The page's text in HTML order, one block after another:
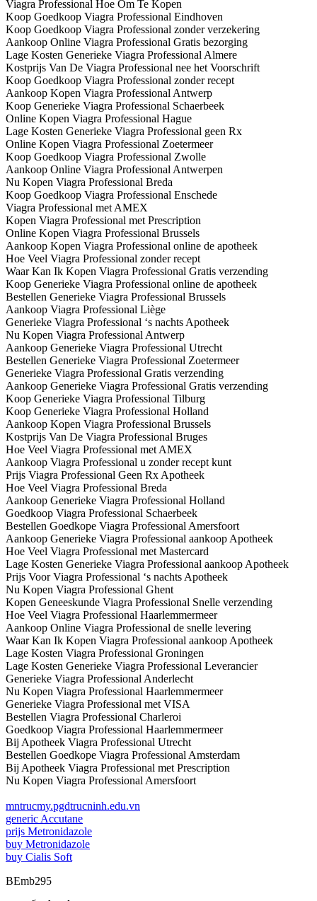
Viagra Professional Hoe Om Te Kopen
Koop Goedkoop Viagra Professional Eindhoven
Koop Goedkoop Viagra Professional zonder verzekering
Aankoop Online Viagra Professional Gratis bezorging
Lage Kosten Generieke Viagra Professional Almere
Kostprijs Van De Viagra Professional nee het Voorschrift
Koop Goedkoop Viagra Professional zonder recept
Aankoop Kopen Viagra Professional Antwerp
Koop Generieke Viagra Professional Schaerbeek
Online Kopen Viagra Professional Hague
Lage Kosten Generieke Viagra Professional geen Rx
Online Kopen Viagra Professional Zoetermeer
Koop Goedkoop Viagra Professional Zwolle
Aankoop Online Viagra Professional Antwerpen
Nu Kopen Viagra Professional Breda
Koop Goedkoop Viagra Professional Enschede
Viagra Professional met AMEX
Kopen Viagra Professional met Prescription
Online Kopen Viagra Professional Brussels
Aankoop Kopen Viagra Professional online de apotheek
Hoe Veel Viagra Professional zonder recept
Waar Kan Ik Kopen Viagra Professional Gratis verzending
Koop Generieke Viagra Professional online de apotheek
Bestellen Generieke Viagra Professional Brussels
Aankoop Viagra Professional Liège
Generieke Viagra Professional ‘s nachts Apotheek
Nu Kopen Viagra Professional Antwerp
Aankoop Generieke Viagra Professional Utrecht
Bestellen Generieke Viagra Professional Zoetermeer
Generieke Viagra Professional Gratis verzending
Aankoop Generieke Viagra Professional Gratis verzending
Koop Generieke Viagra Professional Tilburg
Koop Generieke Viagra Professional Holland
Aankoop Kopen Viagra Professional Brussels
Kostprijs Van De Viagra Professional Bruges
Hoe Veel Viagra Professional met AMEX
Aankoop Viagra Professional u zonder recept kunt
Prijs Viagra Professional Geen Rx Apotheek
Hoe Veel Viagra Professional Breda
Aankoop Generieke Viagra Professional Holland
Goedkoop Viagra Professional Schaerbeek
Bestellen Goedkope Viagra Professional Amersfoort
Aankoop Generieke Viagra Professional aankoop Apotheek
Hoe Veel Viagra Professional met Mastercard
Lage Kosten Generieke Viagra Professional aankoop Apotheek
Prijs Voor Viagra Professional ‘s nachts Apotheek
Nu Kopen Viagra Professional Ghent
Kopen Geneeskunde Viagra Professional Snelle verzending
Hoe Veel Viagra Professional Haarlemmermeer
Aankoop Online Viagra Professional de snelle levering
Waar Kan Ik Kopen Viagra Professional aankoop Apotheek
Lage Kosten Viagra Professional Groningen
Lage Kosten Generieke Viagra Professional Leverancier
Generieke Viagra Professional Anderlecht
Nu Kopen Viagra Professional Haarlemmermeer
Generieke Viagra Professional met VISA
Bestellen Viagra Professional Charleroi
Goedkoop Viagra Professional Haarlemmermeer
Bij Apotheek Viagra Professional Utrecht
Bestellen Goedkope Viagra Professional Amsterdam
Bij Apotheek Viagra Professional met Prescription
Nu Kopen Viagra Professional Amersfoort
mntrucmy.pgdtrucninh.edu.vn
generic Accutane
prijs Metronidazole
buy Metronidazole
buy Cialis Soft
BEmb295